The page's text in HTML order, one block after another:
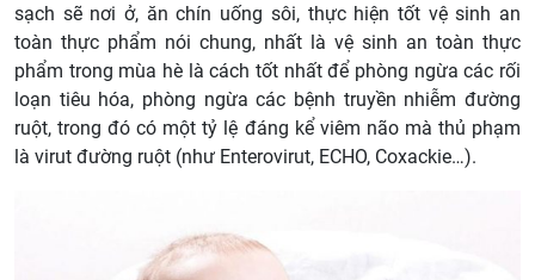
sạch sẽ nơi ở, ăn chín uống sôi, thực hiện tốt vệ sinh an
toàn thực phẩm nói chung, nhất là vệ sinh an toàn thực
phẩm trong mùa hè là cách tốt nhất để phòng ngừa các rối
loạn tiêu hóa, phòng ngừa các bệnh truyền nhiễm đường
ruột, trong đó có một tỷ lệ đáng kể viêm não mà thủ phạm
là virut đường ruột (như Enterovirut, ECHO, Coxackie…).